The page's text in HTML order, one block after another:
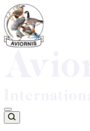
Overslaan
en
naar
de
inhoud